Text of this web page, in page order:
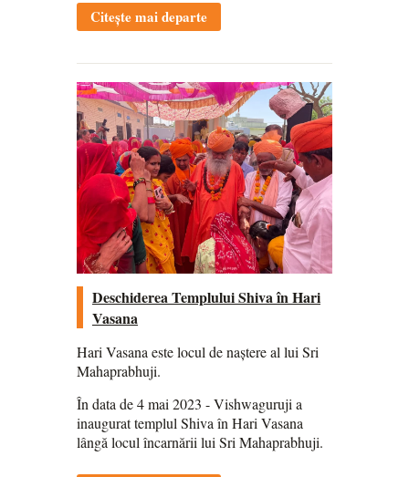
Citește mai departe
Deschiderea Templului Shiva în Hari
Vasana
Hari Vasana este locul de naștere al lui Sri
Mahaprabhuji.
În data de 4 mai 2023 - Vishwaguruji a
inaugurat templul Shiva în Hari Vasana
lângă locul încarnării lui Sri Mahaprabhuji.